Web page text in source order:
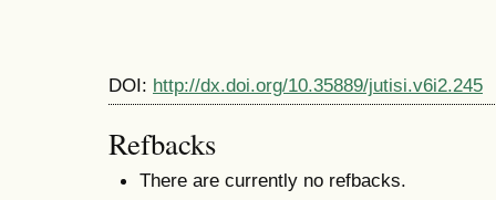
DOI: http://dx.doi.org/10.35889/jutisi.v6i2.245
Refbacks
There are currently no refbacks.